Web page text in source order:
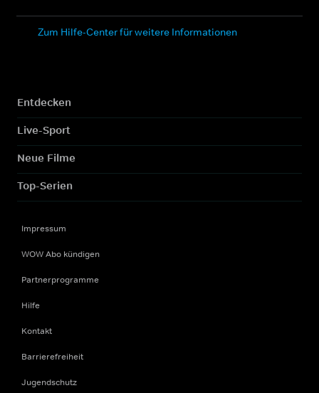
Zum Hilfe-Center für weitere Informationen
Entdecken
Live-Sport
Neue Filme
Top-Serien
Impressum
WOW Abo kündigen
Partnerprogramme
Hilfe
Kontakt
Barrierefreiheit
Jugendschutz